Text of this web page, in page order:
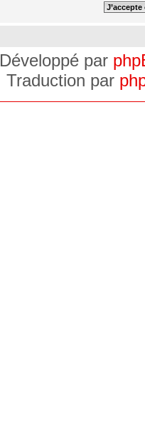
Développé par
Traduction par